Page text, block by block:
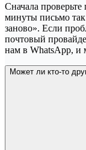
Сначала
минуты письмо
заново». Если
почтовый
нам в WhatsApp, и
Может ли кто-то